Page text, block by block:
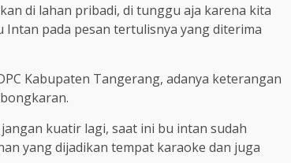
di lahan pribadi, di tunggu aja karena kita
Intan pada pesan tertulisnya yang diterima
Kabupaten Tangerang, adanya keterangan
kuatir lagi, saat ini bu intan sudah
yang dijadikan tempat karaoke dan juga